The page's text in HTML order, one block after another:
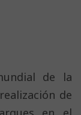
de la
de